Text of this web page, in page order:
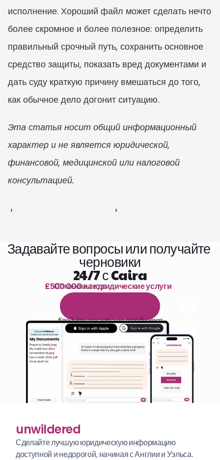
исполнение. Хороший файл может сделать нечто
более скромное и более полезное: определить
правильный срочный путь, сохранить основное
средство защиты, показать вред документами и
дать суду краткую причину вмешаться до того,
как обычное дело догонит ситуацию.
Эта статья носит общий информационный
характер и не является юридической,
финансовой, медицинской или налоговой
консультацией.
‹ ›
Задавайте вопросы или получайте
черновики
24/7 с Caira
1 000 часов чтения
Сэкономьте до
£500 000 на юридические услуги
ы е
Кредитная карта не требуется
unwildered
Сделайте лучшую юридическую информацию
доступной и недорогой, начиная с Англии и Уэльса.